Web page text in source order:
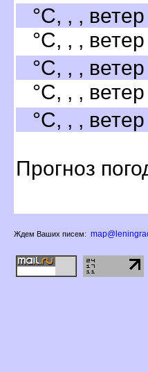
°C, , ,
°C, , ,
°C, , ,
°C, , ,
°C, , ,
Прогноз
Ждем Ваших писем: